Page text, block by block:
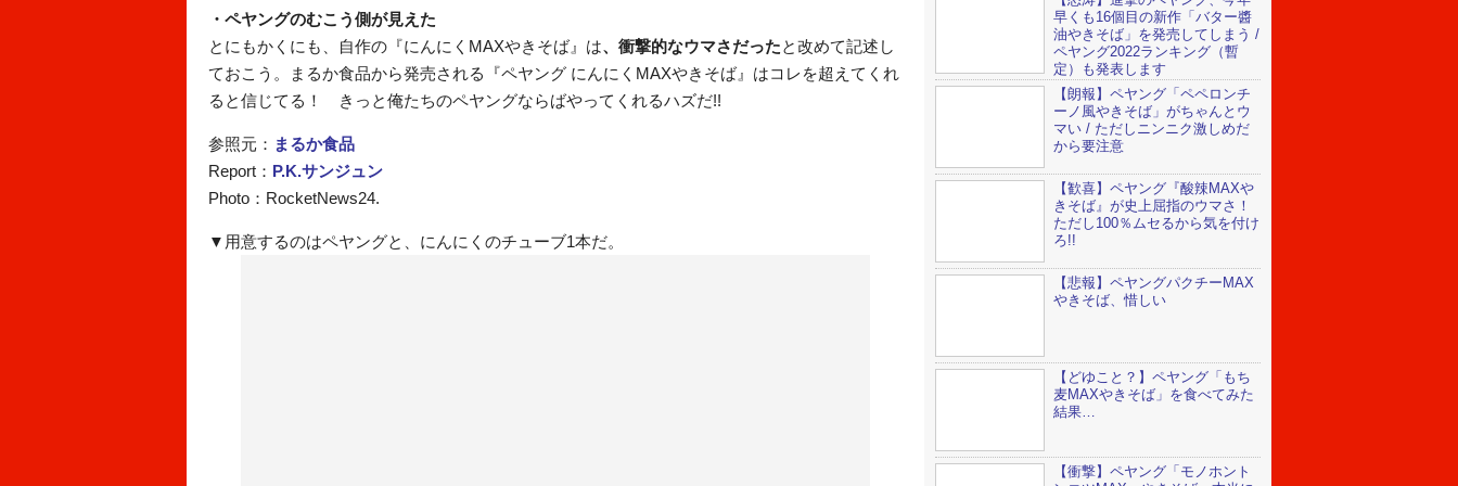
・ペヤングのむこう側が見えた
とにもかくにも、自作の『にんにくMAXやきそば』は、衝撃的なウマさだったと改めて記述し
ておこう。まるか食品から発売される『ペヤング にんにくMAXやきそば』はコレを超えてくれ
ると信じてる！ きっと俺たちのペヤングならばやってくれるハズだ!!
参照元： まるか食品
Report： P.K.サンジュン
Photo：RocketNews24.
▼用意するのはペヤングと、にんにくのチューブ1本だ。
早くも16個目の新作「バター醬
油やきそば」を発売してしまう /
ペヤング2022ランキング（暫
定）も発表します
【朗報】ペヤング「ペペロンチ
ーノ風やきそば」がちゃんとウ
マい / ただしニンニク激しめだ
から要注意
【歓喜】ペヤング『酸辣MAXや
きそば』が史上屈指のウマさ！
ただし100％ムセるから気を付け
ろ!!
【悲報】ペヤングパクチーMAX
やきそば、惜しい
【どゆこと？】ペヤング「もち
麦MAXやきそば」を食べてみた
結果…
【衝撃】ペヤング「モノホント